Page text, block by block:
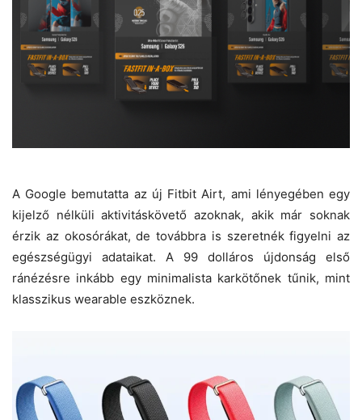
A Google bemutatta az új Fitbit Airt, ami lényegében egy
kijelző nélküli aktivitáskövető azoknak, akik már soknak
érzik az okosórákat, de továbbra is szeretnék figyelni az
egészségügyi adataikat. A 99 dolláros újdonság első
ránézésre inkább egy minimalista karkötőnek tűnik, mint
klasszikus wearable eszköznek.